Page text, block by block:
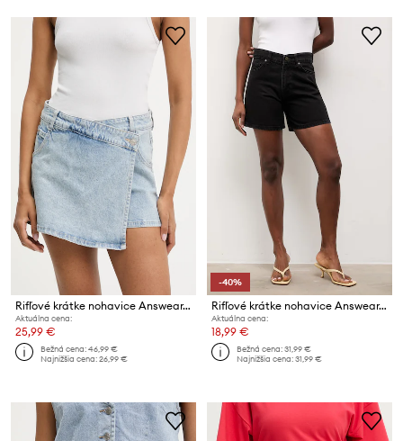
Rifľové krátke nohavice Answear.LAB
Aktuálna cena:
25,99 €
Bežná cena:46,99 €
Najnižšia cena:26,99 €
-40%
Rifľové krátke nohavice Answear.LAB
Aktuálna cena:
18,99 €
Bežná cena:31,99 €
Najnižšia cena:31,99 €